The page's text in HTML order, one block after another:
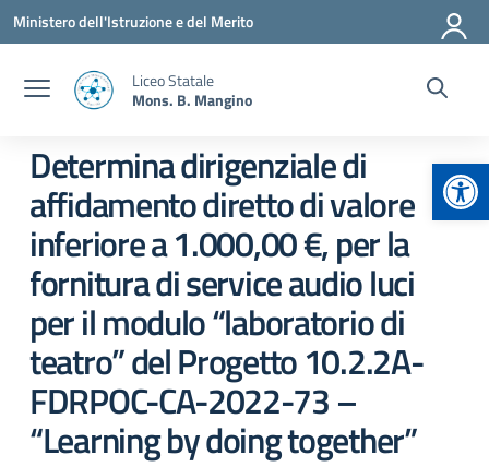
Vai ai contenuti
Vai al menu di navigazione
Vai al footer
Ministero dell'Istruzione e del Merito
Liceo Statale
Mons. B. Mangino
Determina dirigenziale di
affidamento diretto di valore
inferiore a 1.000,00 €, per la
fornitura di service audio luci
per il modulo “laboratorio di
teatro” del Progetto 10.2.2A-
FDRPOC-CA-2022-73 –
“Learning by doing together”